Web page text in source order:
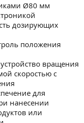
Ø80 мм
дозирующих
положения
вращения
скоростью с
для
нанесении
или